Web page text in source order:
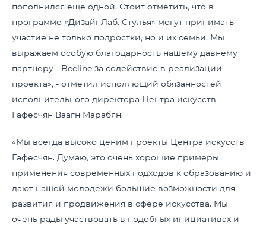
пополнился еще одной. Стоит отметить, что в
программе «ДизайнЛаб. Стулья» могут принимать
участие не только подростки, но и их семьи. Мы
выражаем особую благодарность нашему давнему
партнеру - Beeline за содействие в реализации
проекта», - отметил исполяющий обязанностей
исполнительного директора Центра искусств
Гафесчян Ваагн Марабян.
«Мы всегда высоко ценим проекты Центра искусств
Гафесчян. Думаю, это очень хорошие примеры
применения современных подходов к образованию и
дают нашей молодежи большие возможности для
развития и продвижения в сфере искусства. Мы
очень рады участвовать в подобных инициативах и